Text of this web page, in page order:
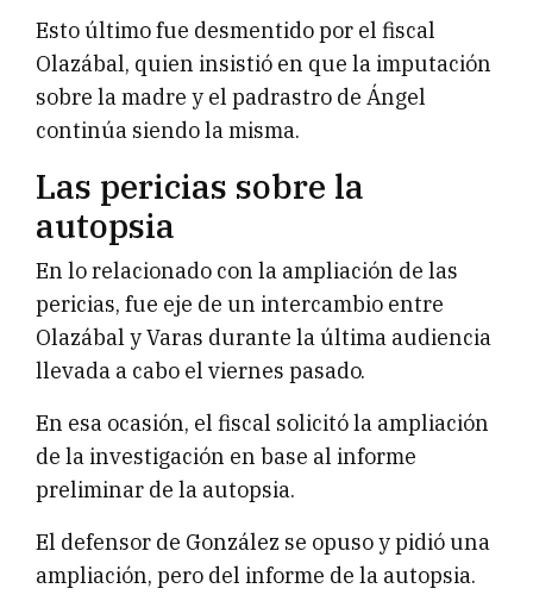
Esto último fue desmentido por el fiscal
Olazábal, quien insistió en que la imputación
sobre la madre y el padrastro de Ángel
continúa siendo la misma.
Las pericias sobre la
autopsia
En lo relacionado con la ampliación de las
pericias, fue eje de un intercambio entre
Olazábal y Varas durante la última audiencia
llevada a cabo el viernes pasado.
En esa ocasión, el fiscal solicitó la ampliación
de la investigación en base al informe
preliminar de la autopsia.
El defensor de González se opuso y pidió una
ampliación, pero del informe de la autopsia.